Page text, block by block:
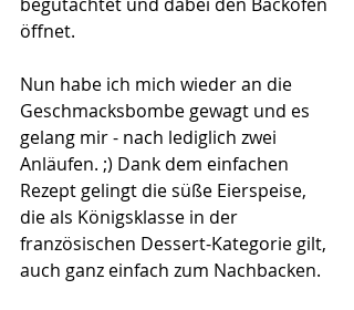
begutachtet und dabei den Backofen
öffnet.
Nun habe ich mich wieder an die
Geschmacksbombe gewagt und es
gelang mir - nach lediglich zwei
Anläufen. ;) Dank dem einfachen
Rezept gelingt die süße Eierspeise,
die als Königsklasse in der
französischen Dessert-Kategorie gilt,
auch ganz einfach zum Nachbacken.